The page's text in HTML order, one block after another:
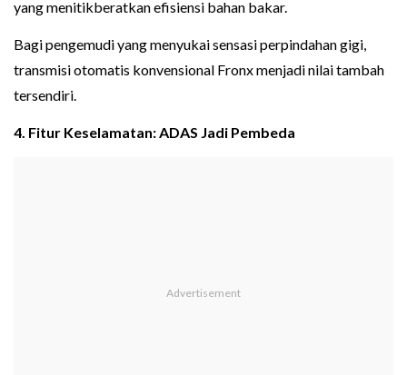
yang menitikberatkan efisiensi bahan bakar.
Bagi pengemudi yang menyukai sensasi perpindahan gigi,
transmisi otomatis konvensional Fronx menjadi nilai tambah
tersendiri.
4. Fitur Keselamatan: ADAS Jadi Pembeda